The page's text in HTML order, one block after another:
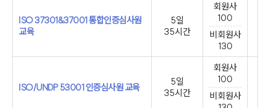
ISO 37301&37001 통합인증심사원
교육
5일
35시간
회원사
100
비회원사
130
ISO/UNDP 53001 인증심사원 교육
5일
35시간
회원사
100
비회원사